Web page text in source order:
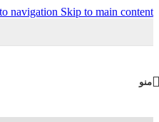
navigation Skip to main content
منو